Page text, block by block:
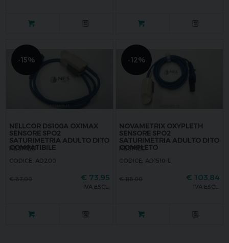
-15%
NELLCOR DS100A OXIMAX
SENSORE SPO2
SATURIMETRIA ADULTO DITO
COMPATIBILE
NESMED
CODICE: AD200
€ 73,95
IVA ESCL.
-12%
NOVAMETRIX OXYPLETH
SENSORE SPO2
SATURIMETRIA ADULTO DITO
COMPLETO
NESMED
CODICE: AD1510-L
€ 103,84
IVA ESCL.